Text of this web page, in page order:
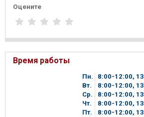
Оцените
Время работы
Пн. 8 00-12 00, 13
Вт.
8 00-12 00, 13
Ср.
8 00-12 00, 13
Чт.
8 00-12 00, 13
Пт.
8 00-12 00, 13